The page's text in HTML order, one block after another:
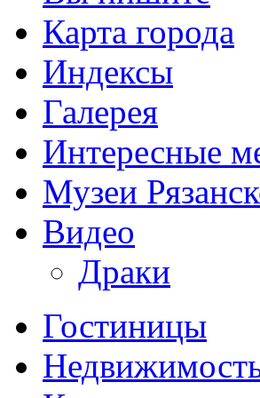
Карта города
Индексы
Галерея
Интересные
Музеи
Видео
Драки
Гостиницы